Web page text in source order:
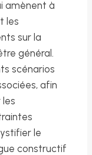
amènent à
les
sur la
général.
scénarios
afin
les
le
constructif